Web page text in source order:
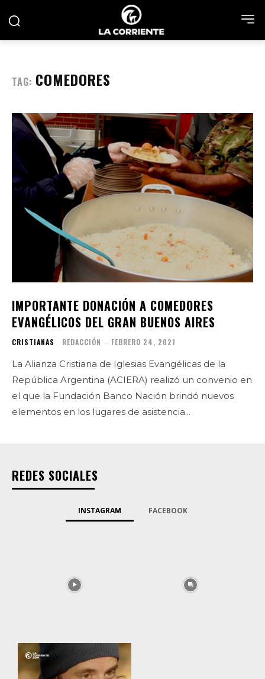
TAG: COMEDORES
IMPORTANTE DONACIÓN A COMEDORES
EVANGÉLICOS DEL GRAN BUENOS AIRES
CRISTIANAS REDACCIÓN - FEBRERO 24, 2021
La Alianza Cristiana de Iglesias Evangélicas de la
República Argentina (ACIERA) realizó un convenio en
el que la Fundación Banco Nación brindó nuevos
elementos en los lugares de asistencia...
REDES SOCIALES
INSTAGRAM FACEBOOK